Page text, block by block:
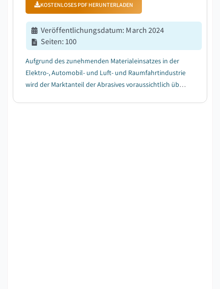
KOSTENLOSES PDF HERUNTERLADEN
Veröffentlichungsdatum: March 2024
Seiten:100
Aufgrund des zunehmenden Materialeinsatzes in der
Elektro-, Automobil- und Luft- und Raumfahrtindustrie
wird der Marktanteil der Abrasives voraussichtlich über